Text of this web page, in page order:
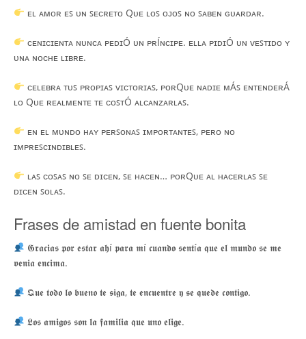
ᴇʟ ᴀᴍᴏʀ ᴇꜱ ᴜɴ ꜱᴇᴄʀᴇᴛᴏ Qᴜᴇ ʟᴏꜱ ᴏᴊᴏꜱ ɴᴏ ꜱᴀʙᴇɴ ɢᴜᴀʀᴅᴀʀ.
ᴄᴇɴɪᴄɪᴇɴᴛᴀ ɴᴜɴᴄᴀ ᴘᴇᴅɪÓ ᴜɴ ᴘʀÍɴᴄɪᴘᴇ. ᴇʟʟᴀ ᴘɪᴅɪÓ ᴜɴ ᴠᴇꜱᴛɪᴅᴏ ʏ
ᴜɴᴀ ɴᴏᴄʜᴇ ʟɪʙʀᴇ.
ᴄᴇʟᴇʙʀᴀ ᴛᴜꜱ ᴘʀᴏᴘɪᴀꜱ ᴠɪᴄᴛᴏʀɪᴀꜱ, ᴘᴏʀQᴜᴇ ɴᴀᴅɪᴇ ᴍÁꜱ ᴇɴᴛᴇɴᴅᴇʀÁ
ʟᴏ Qᴜᴇ ʀᴇᴀʟᴍᴇɴᴛᴇ ᴛᴇ ᴄᴏꜱᴛÓ ᴀʟᴄᴀɴᴢᴀʀʟᴀꜱ.
ᴇɴ ᴇʟ ᴍᴜɴᴅᴏ ʜᴀʏ ᴘᴇʀꜱᴏɴᴀꜱ ɪᴍᴘᴏʀᴛᴀɴᴛᴇꜱ, ᴘᴇʀᴏ ɴᴏ
ɪᴍᴘʀᴇꜱᴄɪɴᴅɪʙʟᴇꜱ.
ʟᴀꜱ ᴄᴏꜱᴀꜱ ɴᴏ ꜱᴇ ᴅɪᴄᴇɴ, ꜱᴇ ʜᴀᴄᴇɴ… ᴘᴏʀQᴜᴇ ᴀʟ ʜᴀᴄᴇʀʟᴀꜱ ꜱᴇ
ᴅɪᴄᴇɴ ꜱᴏʟᴀꜱ.
Frases de amistad en fuente bonita
𝕲𝖗𝖆𝖈𝖎𝖆𝖘 𝖕𝖔𝖗 𝖊𝖘𝖙𝖆𝖗 𝖆𝖍í 𝖕𝖆𝖗𝖆 𝖒í 𝖈𝖚𝖆𝖓𝖉𝖔 𝖘𝖊𝖓𝖙í𝖆 𝖖𝖚𝖊 𝖊𝖑 𝖒𝖚𝖓𝖉𝖔 𝖘𝖊 𝖒𝖊
𝖛𝖊𝖓𝖎𝖆 𝖊𝖓𝖈𝖎𝖒𝖆.
𝕼𝖚𝖊 𝖙𝖔𝖉𝖔 𝖑𝖔 𝖇𝖚𝖊𝖓𝖔 𝖙𝖊 𝖘𝖎𝖌𝖆, 𝖙𝖊 𝖊𝖓𝖈𝖚𝖊𝖓𝖙𝖗𝖊 𝖞 𝖘𝖊 𝖖𝖚𝖊𝖉𝖊 𝖈𝖔𝖓𝖙𝖎𝖌𝖔.
𝕷𝖔𝖘 𝖆𝖒𝖎𝖌𝖔𝖘 𝖘𝖔𝖓 𝖑𝖆 𝖋𝖆𝖒𝖎𝖑𝖎𝖆 𝖖𝖚𝖊 𝖚𝖓𝖔 𝖊𝖑𝖎𝖌𝖊.